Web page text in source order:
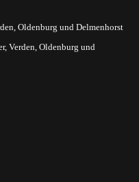
Oldenburg und Delmenhorst
Verden, Oldenburg und